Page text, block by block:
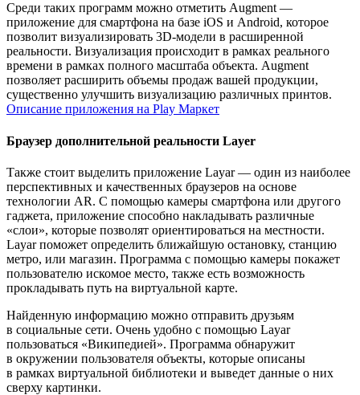
Среди таких программ можно отметить Augment —
приложение для смартфона на базе iOS и Android, которое
позволит визуализировать 3D-модели в расширенной
реальности. Визуализация происходит в рамках реального
времени в рамках полного масштаба объекта. Augment
позволяет расширить объемы продаж вашей продукции,
существенно улучшить визуализацию различных принтов.
Описание приложения на Play Маркет
Браузер дополнительной реальности Layer
Также стоит выделить приложение Layar — один из наиболее
перспективных и качественных браузеров на основе
технологии AR. С помощью камеры смартфона или другого
гаджета, приложение способно накладывать различные
«слои», которые позволят ориентироваться на местности.
Layar поможет определить ближайшую остановку, станцию
метро, или магазин. Программа с помощью камеры покажет
пользователю искомое место, также есть возможность
прокладывать путь на виртуальной карте.
Найденную информацию можно отправить друзьям
в социальные сети. Очень удобно с помощью Layar
пользоваться «Википедией». Программа обнаружит
в окружении пользователя объекты, которые описаны
в рамках виртуальной библиотеки и выведет данные о них
сверху картинки.